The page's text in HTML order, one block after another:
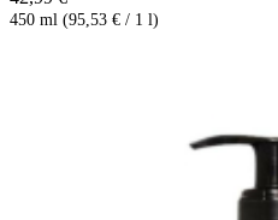
450 ml (95,53 € / 1 l)